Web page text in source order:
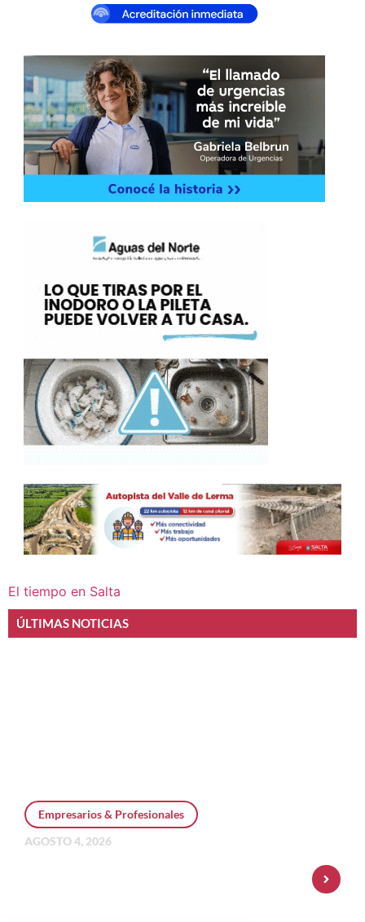
El tiempo en Salta
ÚLTIMAS NOTICIAS
Empresarios & Profesionales
AGOSTO 4, 2026